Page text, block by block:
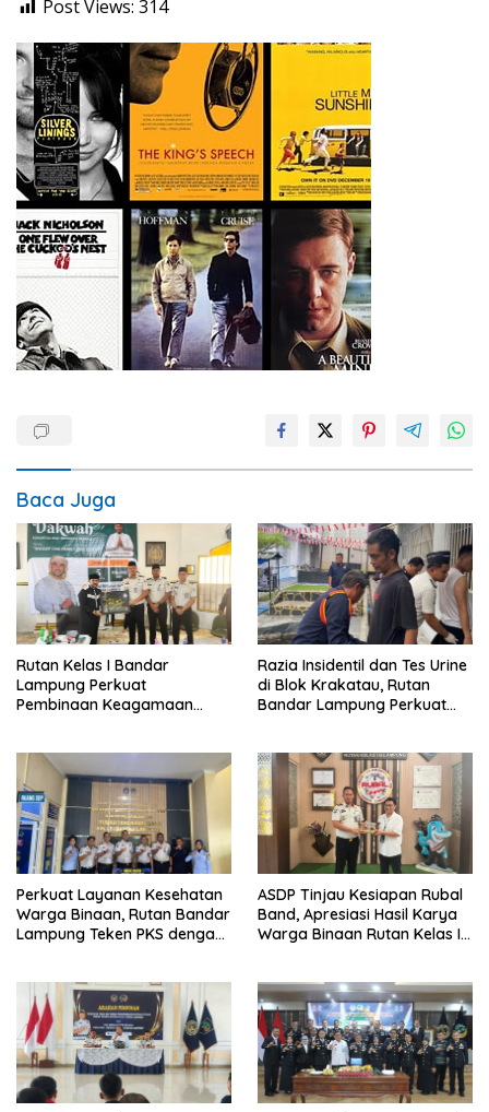
Post Views: 314
Baca Juga
Rutan Kelas I Bandar
Lampung Perkuat
Pembinaan Keagamaan
Habsyi
Razia Insidentil dan Tes Urine
di Blok Krakatau, Rutan
Bandar Lampung Perkuat
HALINAR
Perkuat Layanan Kesehatan
Warga Binaan, Rutan Bandar
Lampung Teken PKS dengan
ASDP Tinjau Kesiapan Rubal
Band, Apresiasi Hasil Karya
Warga Binaan Rutan Kelas I